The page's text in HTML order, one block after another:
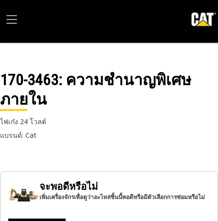
170-3463: ความชำนาญพิเศษ
ภายใน
ไฟเก๋ง 24 โวลต์
แบรนด์: Cat
จะพอดีหรือไม่
เพิ่มเครื่องจักรเพื่อดูว่าอะไหล่ชิ้นนี้พอดีหรือมีตัวเลือกการซ่อมหรือไม่